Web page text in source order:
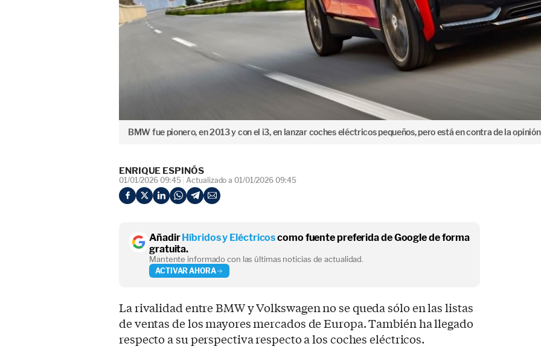
BMW fue pionero, en 2013 y con el i3, en lanzar coches eléctricos pequeños, pero está en contra de la
ENRIQUE ESPINÓS
01/01/2026 09:45 Actualizado a 01/01/2026 09:45
Añadir Híbridos y Eléctricoscomo fuente preferida de Google de forma
gratuita.
Mantente informado con las últimas noticias de actualidad.
ACTIVAR AHORA
La rivalidad entre BMW y Volkswagen no se queda sólo en las listas
de ventas de los mayores mercados de Europa. También ha llegado
respecto a su perspectiva respecto a los coches eléctricos.